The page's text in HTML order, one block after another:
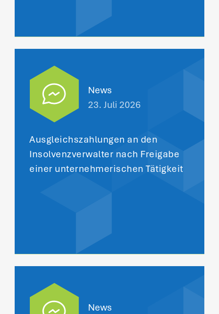
News
23. Juli 2026
Ausgleichszahlungen an den
Insolvenzverwalter nach Freigabe
einer unternehmerischen Tätigkeit
News